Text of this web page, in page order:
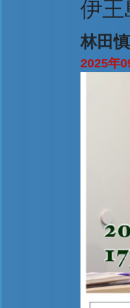
伊
林田
2025年